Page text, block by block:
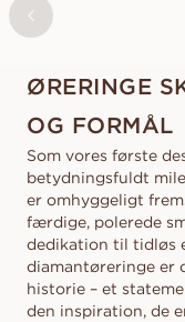
ØRERINGE
OG FORMÅL
Som vores første
betydningsfuldt
er omhyggeligt
færdige, polerede
dedikation til tidløs
diamantøreringe er
historie – et
den inspiration, de